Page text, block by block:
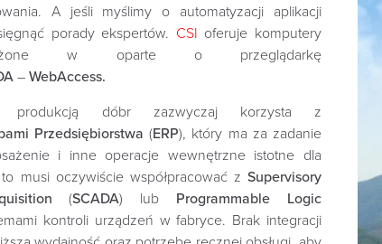
A jeśli myślimy o automatyzacji aplikacji
porady ekspertów. CSI oferuje komputery
w oparte o przeglądarkę
– WebAccess.
produkcją dóbr zazwyczaj korzysta z
Przedsiębiorstwa (ERP), który ma za zadanie
i inne operacje wewnętrzne istotne dla
musi oczywiście współpracować z Supervisory
(SCADA) lub Programmable Logic
kontroli urządzeń w fabryce. Brak integracji